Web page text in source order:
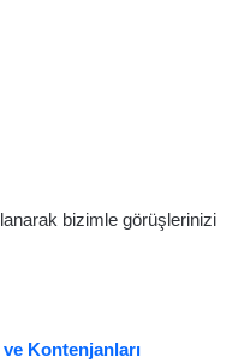
bizimle görüşlerinizi
Kontenjanları